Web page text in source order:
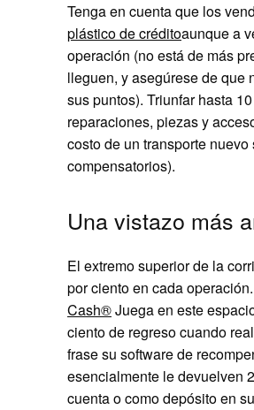
Tenga en cuenta que los
plástico de créditoaunque a
operación (no está de más
lleguen, y asegúrese de que
sus puntos). Triunfar hasta
reparaciones, piezas y
costo de un transporte
compensatorios).
Una vistazo más
El extremo superior de la
por ciento en cada
Cash®Juega en este
ciento de regreso cuando
frase su software de
esencialmente le devuelven
cuenta o como depósito en